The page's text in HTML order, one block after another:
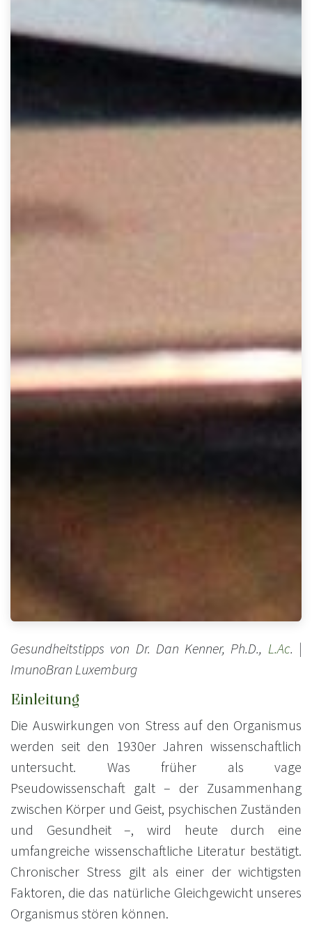
Gesundheitstipps von Dr. Dan Kenner, Ph.D., L.Ac. |
ImunoBran Luxemburg
Einleitung
Die Auswirkungen von Stress auf den Organismus
werden seit den 1930er Jahren wissenschaftlich
untersucht. Was früher als vage
Pseudowissenschaft galt – der Zusammenhang
zwischen Körper und Geist, psychischen Zuständen
und Gesundheit –, wird heute durch eine
umfangreiche wissenschaftliche Literatur bestätigt.
Chronischer Stress gilt als einer der wichtigsten
Faktoren, die das natürliche Gleichgewicht unseres
Organismus stören können.